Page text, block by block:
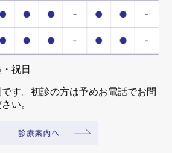
祝日
す。初診の方は予めお電話でお問
い。